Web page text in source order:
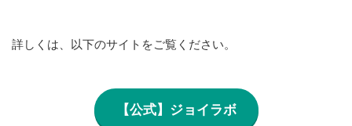
詳しくは、以下のサイトをご覧ください。
【公式】ジョイラボ